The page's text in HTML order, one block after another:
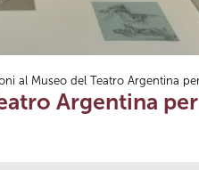
al Museo del Teatro Argentina
Argentina